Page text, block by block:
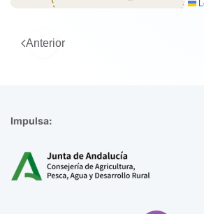
Anterior
Impulsa: